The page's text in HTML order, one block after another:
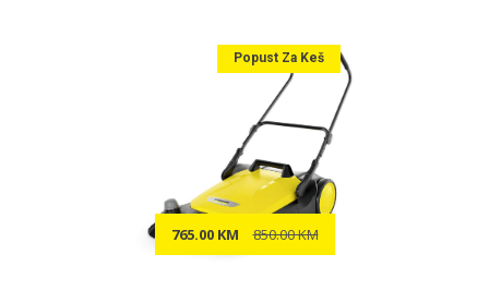
Popust Za Keš
765.00 KM 850.00 KM